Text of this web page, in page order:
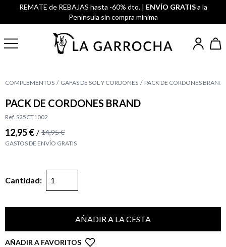
REMATE de REBAJAS hasta -60% dto. | ENVÍO GRATISa la
Península sin compra mínima
COMPLEMENTOS GAFAS DE SOL Y CORDONES PACK DE CORDONES BRAND
PACK DE CORDONES BRAND
Ref. S25CT1002
12,95 € / 14,95 €
GASTOS DE ENVÍO GRATIS
Cantidad:
AÑADIR A LA CESTA
AÑADIR A FAVORITOS